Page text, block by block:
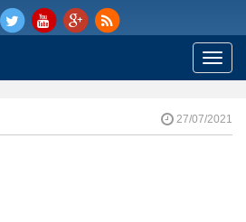
Toggle
27/07/2021